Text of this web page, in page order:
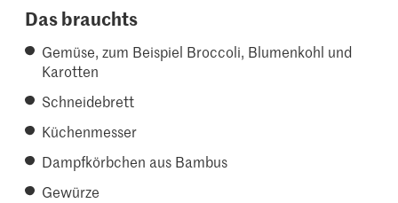
Das brauchts
Gemüse, zum Beispiel Broccoli, Blumenkohl und
Karotten
Schneidebrett
Küchenmesser
Dampfkörbchen aus Bambus
Gewürze